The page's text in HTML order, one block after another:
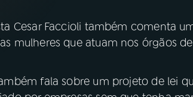
Cesar Faccioli também comenta
mulheres que atuam nos órgãos
fala sobre um projeto de lei